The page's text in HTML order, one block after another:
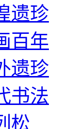
遗珍
百年
遗珍
书法
松